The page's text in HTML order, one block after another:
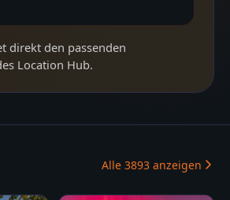
direkt den passenden
Location Hub.
Alle 3893 anzeigen